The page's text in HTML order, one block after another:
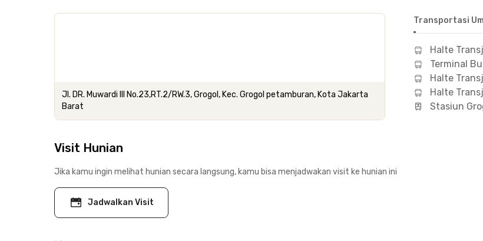
Jl. DR. Muwardi III No.23,RT.2/RW.3, Grogol, Kec. Grogol petamburan, Kota Jakarta
Barat
Transportasi
Halte
Terminal
Halte
Halte
Stasiun
Visit Hunian
Jika kamu ingin melihat hunian secara langsung, kamu bisa menjadwakan visit ke hunian ini
Jadwalkan Visit